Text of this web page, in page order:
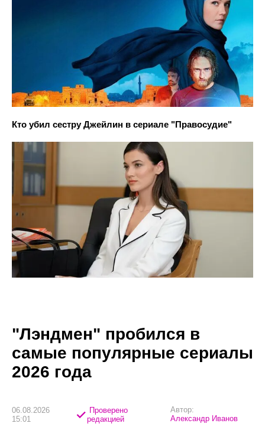
Кто убил сестру Джейлин в сериале "Правосудие"
"Лэндмен" пробился в
самые популярные сериалы
2026 года
06.08.2026
15:01
Проверено
редакцией
Автор:
Александр Иванов